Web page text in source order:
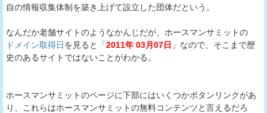
自の情報収集体制を築き上げて設立した団体だという。
なんだか老舗サイトのようなかんじだが、ホースマンサミットの
ドメイン取得日を見ると「2011年 03月07日 」なので、そこまで歴
史のあるサイトではないことがわかる。
ホースマンサミットのページに下部にはいくつかボタンリンクがあ
り、これらはホースマンサミットの無料コンテンツと言えるだろ